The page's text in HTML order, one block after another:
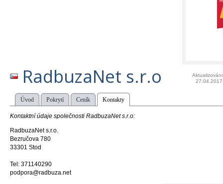
RadbuzaNet s.r.o
27.04.2017
Úvod Pokrytí Ceník Kontakty
Kontaktní údaje společnosti RadbuzaNet s.r.o:
RadbuzaNet s.r.o.
Bezručova 780
33301 Stod
Tel: 371140290
podpora@radbuza.net